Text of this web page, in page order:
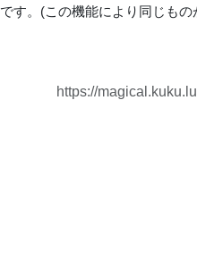
す。(この機能により同じもの
https://